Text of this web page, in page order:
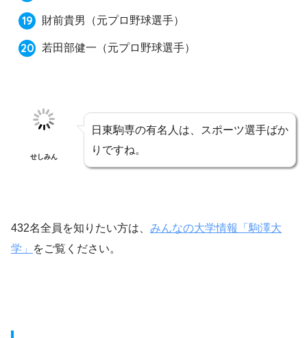
財前貴男 （元プロ野球選手）
若田部健一 （元プロ野球選手）
せしみん
日東駒専の有名人は、スポーツ選手ばか
りですね。
432名全員を知りたい方は、 みんなの大学情報「駒澤大
学」
をご覧ください。